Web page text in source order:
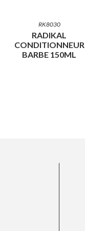
RK8030
RADIKAL
CONDITIONNEUR
BARBE 150ML